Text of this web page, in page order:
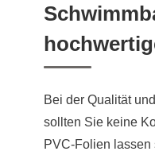
Bei der Qualität
sollten Sie keine
PVC-Folien lassen